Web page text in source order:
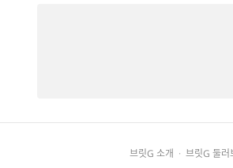
브릿G 소개 · 브릿G 둘러